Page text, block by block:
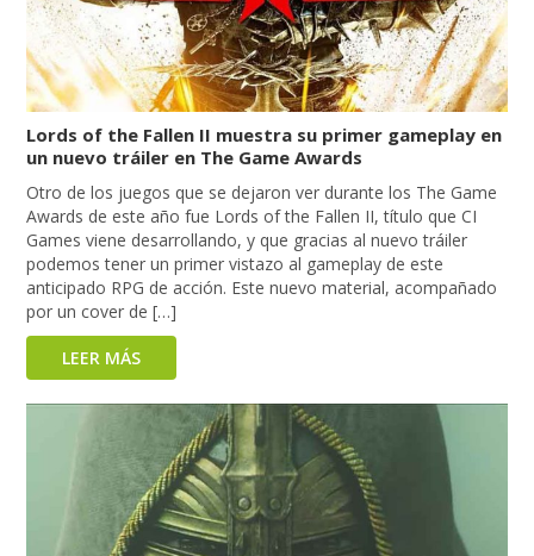
Lords of the Fallen II muestra su primer gameplay en
un nuevo tráiler en The Game Awards
Otro de los juegos que se dejaron ver durante los The Game
Awards de este año fue Lords of the Fallen II, título que CI
Games viene desarrollando, y que gracias al nuevo tráiler
podemos tener un primer vistazo al gameplay de este
anticipado RPG de acción. Este nuevo material, acompañado
por un cover de […]
LEER MÁS